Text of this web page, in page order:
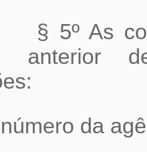
§ 5º As
anterior
da